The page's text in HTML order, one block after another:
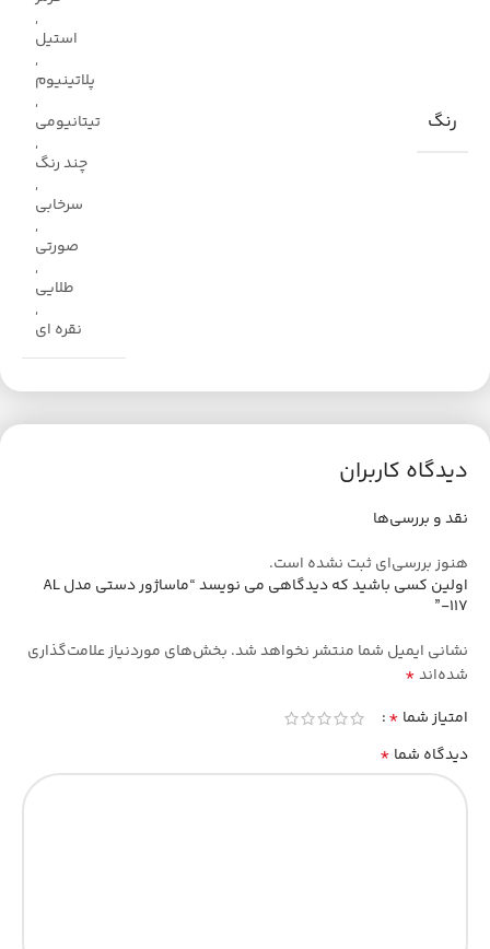
رنگ
,
استیل
,
پلاتینیوم
,
تیتانیومی
,
چند رنگ
,
سرخابی
,
صورتی
,
طلایی
,
نقره ای
دیدگاه کاربران
نقد و بررسی‌ها
هنوز بررسی‌ای ثبت نشده است.
اولین کسی باشید که دیدگاهی می نویسد “ماساژور دستی مدل AL
-117”
نشانی ایمیل شما منتشر نخواهد شد. بخش‌های موردنیاز علامت‌گذاری
شده‌اند*
امتیاز شما *
دیدگاه شما *